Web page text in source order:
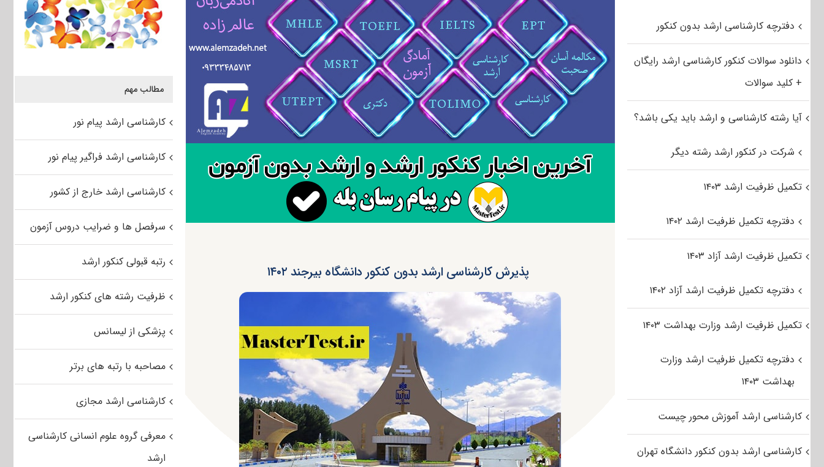
پذیرش کارشناسی ارشد بدون کنکور دانشگاه بیرجند ۱۴۰۲
مطالب مهم
کارشناسی ارشد پیام نور
کارشناسی ارشد فراگیر پیام نور
کارشناسی ارشد خارج از کشور
سرفصل ها و ضرایب دروس آزمون
رتبه قبولی کنکور ارشد
ظرفیت رشته های کنکور ارشد
پزشکی از لیسانس
مصاحبه با رتبه های برتر
کارشناسی ارشد مجازی
معرفی گروه علوم انسانی کارشناسی
ارشد
دفترچه کارشناسی ارشد بدون کنکور
دانلود سوالات کنکور کارشناسی ارشد رایگان
+ کلید سوالات
آیا رشته کارشناسی و ارشد باید یکی باشد؟
شرکت در کنکور ارشد رشته دیگر
تکمیل ظرفیت ارشد ۱۴۰۳
دفترچه تکمیل ظرفیت ارشد ۱۴۰۲
تکمیل ظرفیت ارشد آزاد ۱۴۰۳
دفترچه تکمیل ظرفیت ارشد آزاد ۱۴۰۲
تکمیل ظرفیت ارشد وزارت بهداشت ۱۴۰۳
دفترچه تکمیل ظرفیت ارشد وزارت
بهداشت ۱۴۰۳
کارشناسی ارشد آموزش محور چیست
کارشناسی ارشد بدون کنکور دانشگاه تهران